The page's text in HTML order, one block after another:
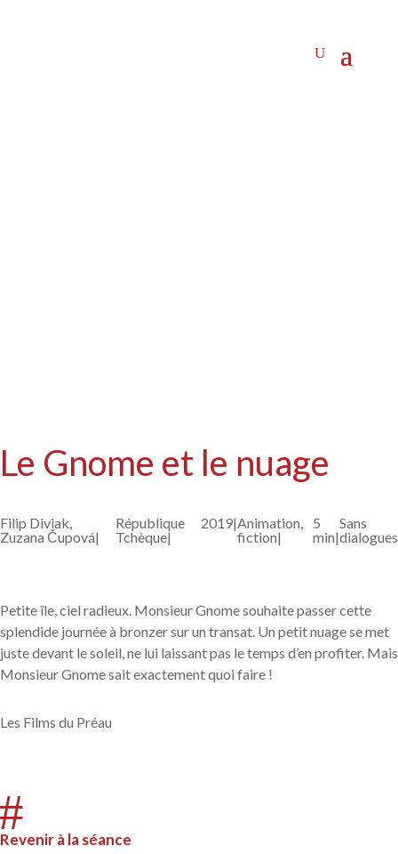
Le Gnome et le nuage
Filip Diviak,
Zuzana Čupová|
République
Tchèque|
2019|Animation,
fiction|
5
min|
Sans
dialogues
Petite île, ciel radieux. Monsieur Gnome souhaite passer cette
splendide journée à bronzer sur un transat. Un petit nuage se met
juste devant le soleil, ne lui laissant pas le temps d’en profiter. Mais
Monsieur Gnome sait exactement quoi faire !
Les Films du Préau
Revenir à la séance